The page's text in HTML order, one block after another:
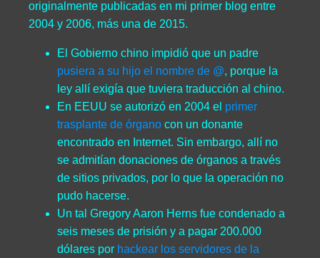
originalmente publicadas en mi primer blog entre
2004 y 2006, más una de 2015.
El Gobierno chino impidió que un padre
pusiera a su hijo el nombre de @, porque la
ley allí exigía que tuviera traducción al chino.
En EEUU se autorizó en 2004 el primer
trasplante de órgano con un donante
encontrado en Internet. Sin embargo, allí no
se admitían donaciones de órganos a través
de sitios privados, por lo que la operación no
pudo hacerse.
Un tal Gregory Aaron Herns fue condenado a
seis meses de prisión y a pagar 200.000
dólares por hackear los servidores de la